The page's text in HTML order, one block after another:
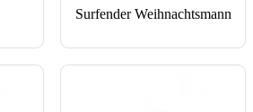
Surfender Weihnachtsmann